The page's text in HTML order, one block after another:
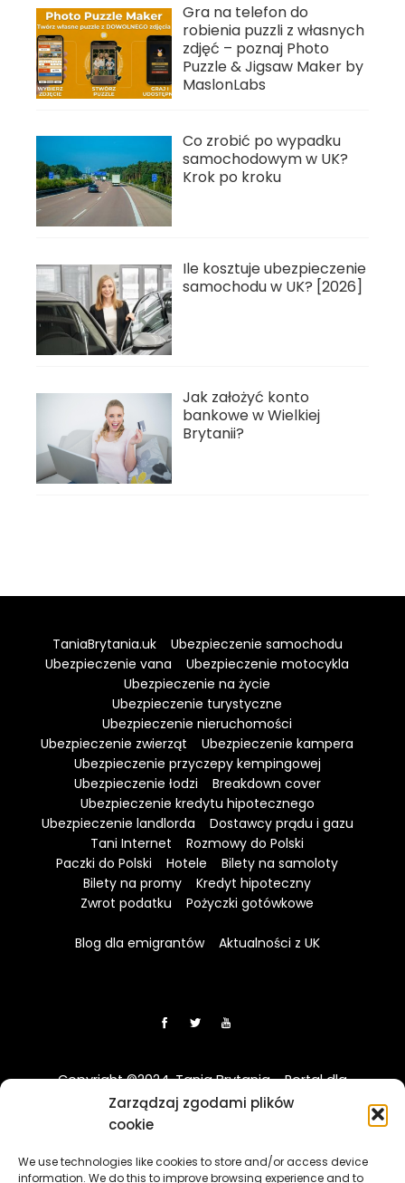
Zarządzaj zgodami plików
cookie
We use technologies like cookies to store and/or access device
information. We do this to improve browsing experience and to
Gra na telefon do
robienia puzzli z własnych
zdjęć – poznaj Photo
Puzzle & Jigsaw Maker by
MaslonLabs
Co zrobić po wypadku
samochodowym w UK?
Krok po kroku
Ile kosztuje ubezpieczenie
samochodu w UK? [2026]
Jak założyć konto
bankowe w Wielkiej
Brytanii?
TaniaBrytania.uk
Ubezpieczenie samochodu
Ubezpieczenie vana
Ubezpieczenie motocykla
Ubezpieczenie na życie
Ubezpieczenie turystyczne
Ubezpieczenie nieruchomości
Ubezpieczenie zwierząt
Ubezpieczenie kampera
Ubezpieczenie przyczepy kempingowej
Ubezpieczenie łodzi
Breakdown cover
Ubezpieczenie kredytu hipotecznego
Ubezpieczenie landlorda
Dostawcy prądu i gazu
Tani Internet
Rozmowy do Polski
Paczki do Polski
Hotele
Bilety na samoloty
Bilety na promy
Kredyt hipoteczny
Zwrot podatku
Pożyczki gotówkowe
Blog dla emigrantów Aktualności z UK
Copyright ©2024. Tania Brytania - Portal dla
Polaków w UK
przez Financial Conduct Authority (FCA) i jest prowadzona